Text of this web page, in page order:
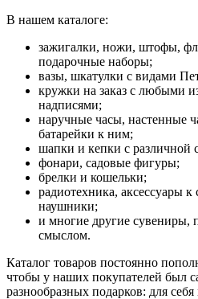
В нашем каталоге:
зажигалки, ножи, штофы,
подарочные наборы;
вазы, шкатулки с видами
кружки на заказ с любыми
надписями;
наручные часы, настенные
батарейки к ним;
шапки и кепки с различной
фонари, садовые фигуры;
брелки и кошельки;
радиотехника, аксессуары
наушники;
и многие другие сувениры,
смыслом.
Каталог товаров постоянно
чтобы у наших покупателей был
разнообразных подарков: для